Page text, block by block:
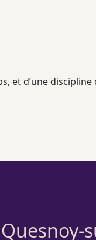
et d’une discipline